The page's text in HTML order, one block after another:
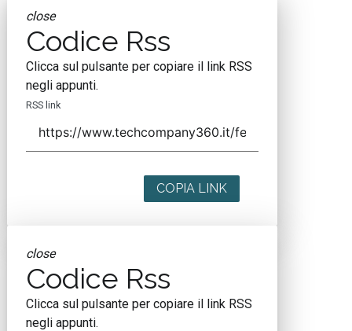
close
Codice Rss
Clicca sul pulsante per copiare il link RSS
negli appunti.
RSS link
COPIA LINK
close
Codice Rss
Clicca sul pulsante per copiare il link RSS
negli appunti.